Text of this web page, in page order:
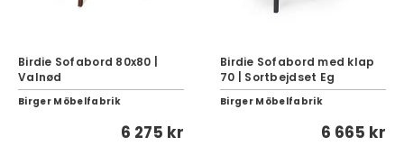
Birdie Sofabord 80x80 |
Valnød
Birger Möbelfabrik
6 275 kr
Birdie Sofabord med klap
70 | Sortbejdset Eg
Birger Möbelfabrik
6 665 kr